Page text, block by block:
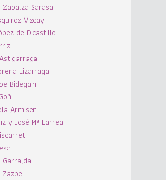
Sarasa
Vizcay
de Dicastillo
Lizarraga
Bidegain
Armisen
y José Mª Larrea